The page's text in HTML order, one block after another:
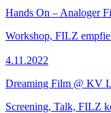
Hands On – Analoger
Workshop, FILZ
4.11.2022
Dreaming Film @ KV
Screening, Talk, FILZ